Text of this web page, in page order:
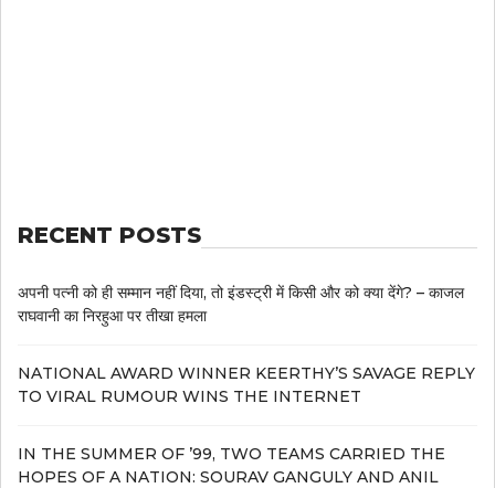
RECENT POSTS
अपनी पत्नी को ही सम्मान नहीं दिया, तो इंडस्ट्री में किसी और को क्या देंगे? – काजल
राघवानी का निरहुआ पर तीखा हमला
NATIONAL AWARD WINNER KEERTHY’S SAVAGE REPLY
TO VIRAL RUMOUR WINS THE INTERNET
IN THE SUMMER OF ’99, TWO TEAMS CARRIED THE
HOPES OF A NATION: SOURAV GANGULY AND ANIL